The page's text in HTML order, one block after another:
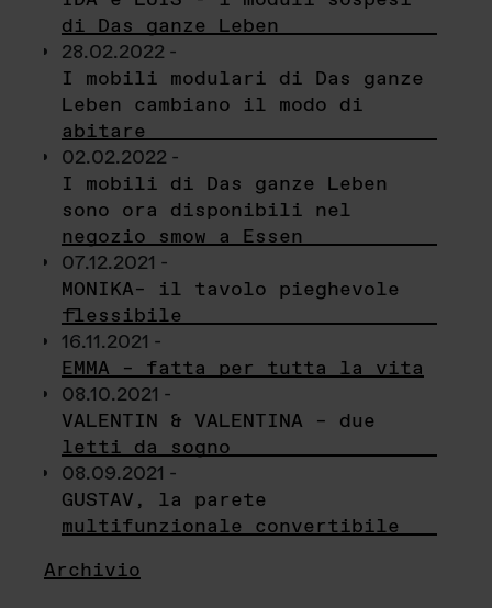
di Das ganze Leben
28.02.2022 -
I mobili modulari di Das ganze
Leben cambiano il modo di
abitare
02.02.2022 -
I mobili di Das ganze Leben
sono ora disponibili nel
negozio smow a Essen
07.12.2021 -
MONIKA– il tavolo pieghevole
flessibile
16.11.2021 -
EMMA – fatta per tutta la vita
08.10.2021 -
VALENTIN & VALENTINA – due
letti da sogno
08.09.2021 -
GUSTAV, la parete
multifunzionale convertibile
Archivio